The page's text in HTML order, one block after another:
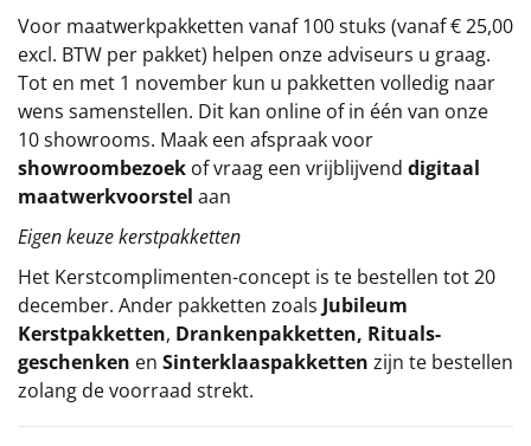
Per stuk
Alle overige
Voor maatwerkpakketten vanaf 100 stuks (vanaf € 25,00
excl. BTW per pakket) helpen onze adviseurs u graag.
Tot en met 1 november kun u pakketten volledig naar
wens samenstellen. Dit kan online of in één van onze
10 showrooms. Maak een afspraak voor
showroombezoek of vraag een vrijblijvend digitaal
maatwerkvoorstel aan
Eigen keuze kerstpakketten
Het Kerstcomplimenten-concept is te bestellen tot 20
december. Ander pakketten zoals Jubileum
Kerstpakketten, Drankenpakketten, Rituals-
geschenken en Sinterklaaspakketten zijn te bestellen
zolang de voorraad strekt.